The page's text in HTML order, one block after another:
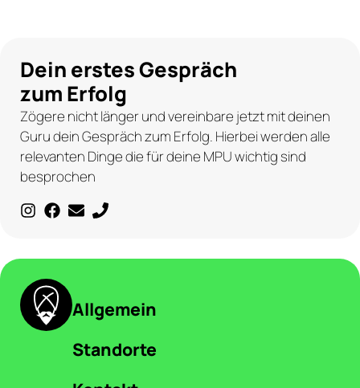
Dein erstes Gespräch
zum Erfolg
Zögere nicht länger und vereinbare jetzt mit deinen
Guru dein Gespräch zum Erfolg. Hierbei werden alle
relevanten Dinge die für deine MPU wichtig sind
besprochen
Allgemein
Standorte